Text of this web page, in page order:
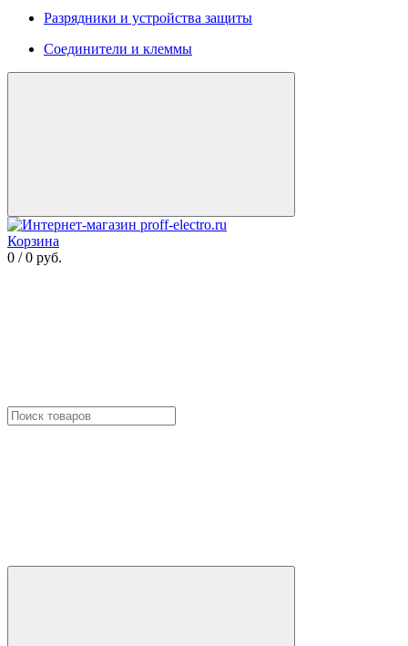
Разрядники и устройства защиты
Соединители и клеммы
Корзина
0 / 0 руб.